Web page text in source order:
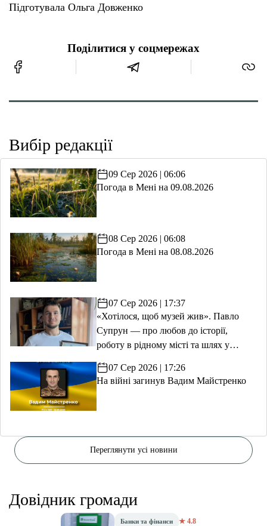
Підготувала Ольга Довженко
Поділитися у соцмережах
Вибір редакції
09 Сер 2026 | 06:06
Погода в Мені на 09.08.2026
08 Сер 2026 | 06:08
Погода в Мені на 08.08.2026
07 Сер 2026 | 17:37
«Хотілося, щоб музей жив». Павло
Супрун — про любов до історії,
роботу в рідному місті та шлях у
07 Сер 2026 | 17:26
На війні загинув Вадим Майстренко
Переглянути усі новини
Довідник громади
Банки та фінанси ★ 4.8